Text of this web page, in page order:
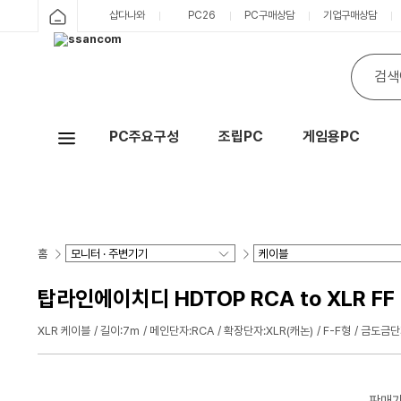
샵다나와 PC26 PC구매상담 기업구매상담
PC주요구성 조립PC 게임용PC
홈
탑라인에이치디 HDTOP RCA to XLR
XLR 케이블 길이:7m 메인단자:RCA 확장단자:XLR(캐논) F-F형 금도금